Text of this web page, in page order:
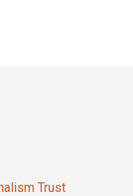
Trust